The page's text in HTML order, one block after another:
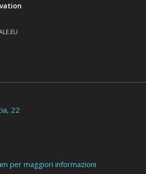
22
per maggiori informazioni